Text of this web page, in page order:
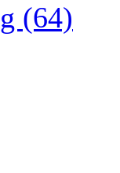
(64)